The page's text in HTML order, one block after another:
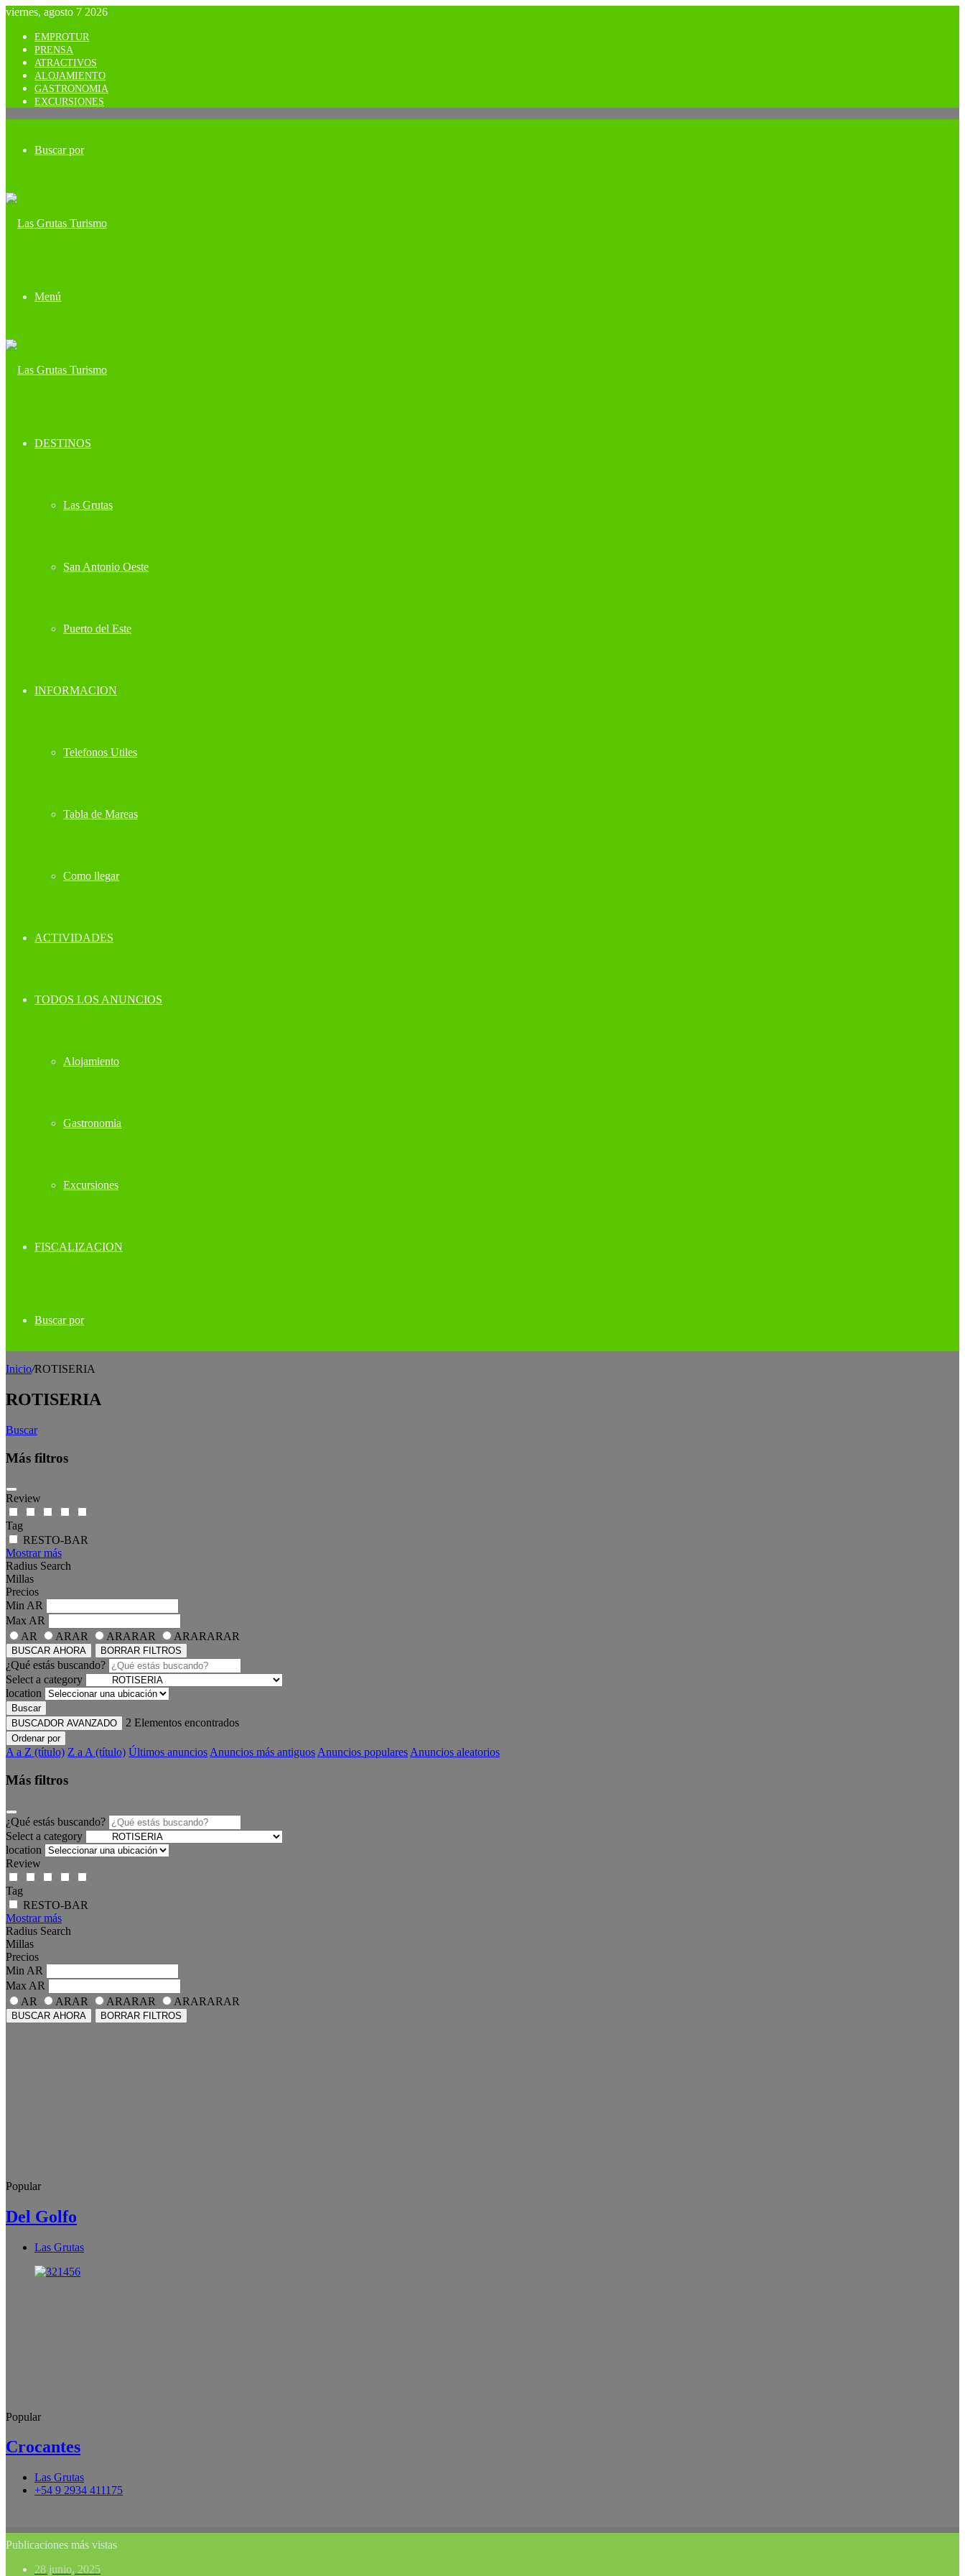
viernes, agosto 7 2026
EMPROTUR
PRENSA
ATRACTIVOS
ALOJAMIENTO
GASTRONOMIA
EXCURSIONES
Buscar por
Menú
DESTINOS
Las Grutas
San Antonio Oeste
Puerto del Este
INFORMACION
Telefonos Utiles
Tabla de Mareas
Como llegar
ACTIVIDADES
TODOS LOS ANUNCIOS
Alojamiento
Gastronomia
Excursiones
FISCALIZACION
Buscar por
Inicio/ROTISERIA
ROTISERIA
Buscar
Más filtros
Review
Tag
RESTO-BAR
Mostrar más
Radius Search
Millas
Precios
Min AR
Max AR
AR
ARAR ARARAR ARARARAR
BUSCAR AHORA BORRAR FILTROS
¿Qué estás buscando?
Select a category
location
Buscar
BUSCADOR AVANZADO
2 Elementos encontrados
Ordenar por
A a Z (título) Z a A (título) Últimos anuncios Anuncios más antiguos Anuncios populares Anuncios aleatorios
Más filtros
¿Qué estás buscando?
Select a category
location
Review
Tag
RESTO-BAR
Mostrar más
Radius Search
Millas
Precios
Min AR
Max AR
AR
ARAR ARARAR ARARARAR
BUSCAR AHORA BORRAR FILTROS
Popular
Del Golfo
Las Grutas
Popular
Crocantes
Las Grutas
+54 9 2934 411175
Publicaciones más vistas
28 junio, 2025